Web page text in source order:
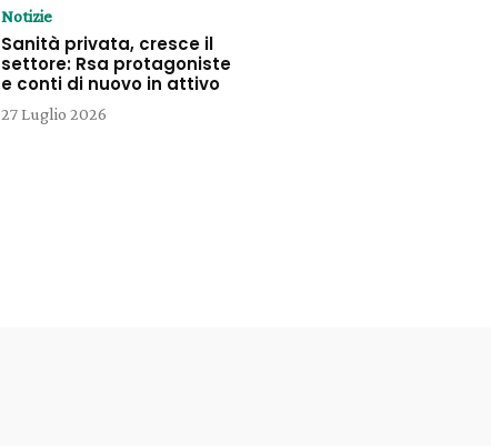
Notizie
Sanità privata, cresce il
settore: Rsa protagoniste
e conti di nuovo in attivo
27 Luglio 2026